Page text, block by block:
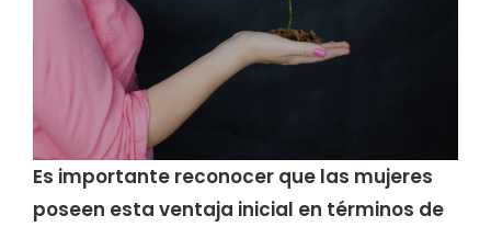
Es importante reconocer que las mujeres
poseen esta ventaja inicial en términos de